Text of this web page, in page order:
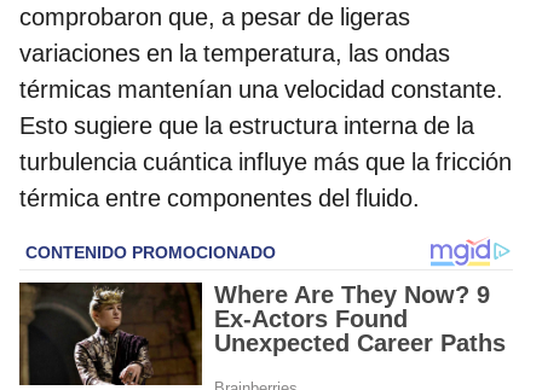
comprobaron que, a pesar de ligeras
variaciones en la temperatura, las ondas
térmicas mantenían una velocidad constante.
Esto sugiere que la estructura interna de la
turbulencia cuántica influye más que la fricción
térmica entre componentes del fluido.